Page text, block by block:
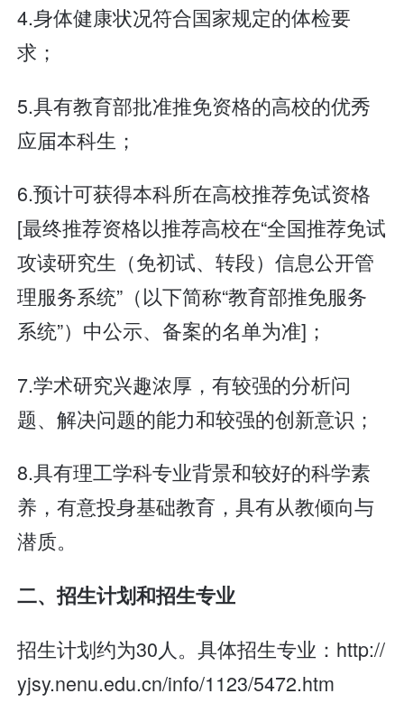
4.身体健康状况符合国家规定的体检要
求；
5.具有教育部批准推免资格的高校的优秀
应届本科生；
6.预计可获得本科所在高校推荐免试资格
[最终推荐资格以推荐高校在“全国推荐免试
攻读研究生（免初试、转段）信息公开管
理服务系统”（以下简称“教育部推免服务
系统”）中公示、备案的名单为准]；
7.学术研究兴趣浓厚，有较强的分析问
题、解决问题的能力和较强的创新意识；
8.具有理工学科专业背景和较好的科学素
养，有意投身基础教育，具有从教倾向与
潜质。
二、招生计划和招生专业
招生计划约为30人。具体招生专业：http://
yjsy.nenu.edu.cn/info/1123/5472.htm